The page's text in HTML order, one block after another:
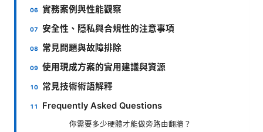
實務案例與性能觀察
安全性、隱私與合規性的注意事項
常見問題與故障排除
使用現成方案的實用建議與資源
常見技術術語解釋
Frequently Asked Questions
你需要多少硬體才能做旁路由翻牆？